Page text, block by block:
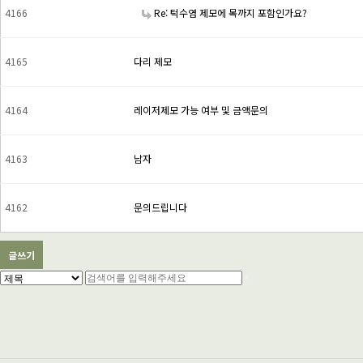
4166 Re: 턱수염 제모에 목까지 포함인가요?
4165 다리 제모
4164 레이저제모 가능 여부 및 금액문의
4163 남자
4162 문의드립니다
글쓰기